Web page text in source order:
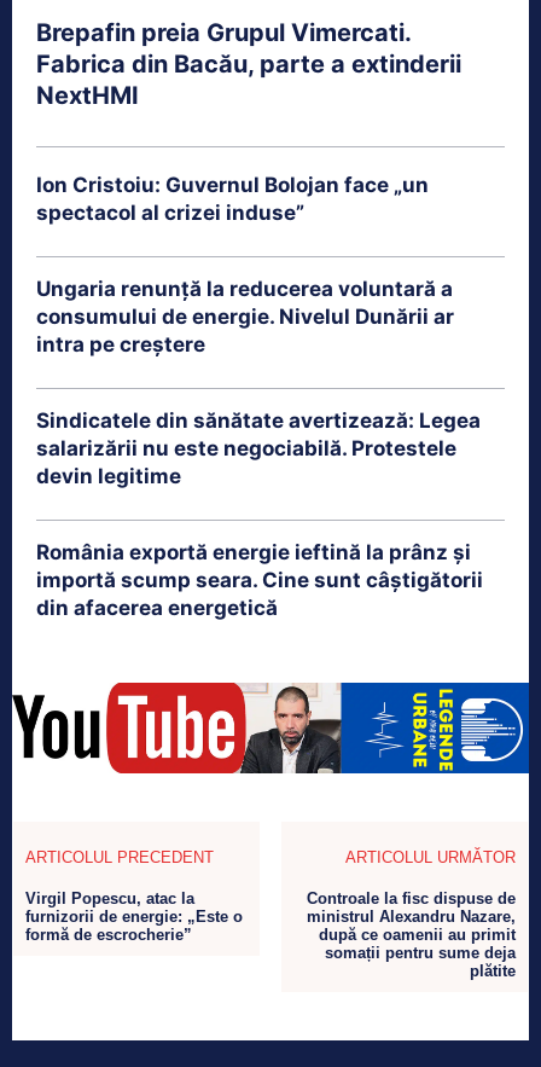
Brepafin preia Grupul Vimercati.
Fabrica din Bacău, parte a extinderii
NextHMI
Ion Cristoiu: Guvernul Bolojan face „un
spectacol al crizei induse”
Ungaria renunță la reducerea voluntară a
consumului de energie. Nivelul Dunării ar
intra pe creștere
Sindicatele din sănătate avertizează: Legea
salarizării nu este negociabilă. Protestele
devin legitime
România exportă energie ieftină la prânz și
importă scump seara. Cine sunt câștigătorii
din afacerea energetică
ARTICOLUL PRECEDENT
Virgil Popescu, atac la
furnizorii de energie: „Este o
formă de escrocherie”
ARTICOLUL URMĂTOR
Controale la fisc dispuse de
ministrul Alexandru Nazare,
după ce oamenii au primit
somații pentru sume deja
plătite